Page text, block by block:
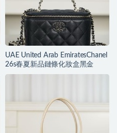
UAE United Arab EmiratesChanel
26s春夏新品鏈條化妝盒黑金